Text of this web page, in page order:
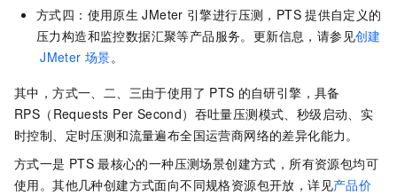
方式四：使用原生 JMeter 引擎进行压测，PTS 提供自定义的
压力构造和监控数据汇聚等产品服务。更新信息，请参见创建
JMeter 场景。
其中，方式一、二、三由于使用了 PTS 的自研引擎，具备
RPS（Requests Per Second）吞吐量压测模式、秒级启动、实
时控制、定时压测和流量遍布全国运营商网络的差异化能力。
方式一是 PTS 最核心的一种压测场景创建方式，所有资源包均可
使用。其他几种创建方式面向不同规格资源包开放，详见产品价